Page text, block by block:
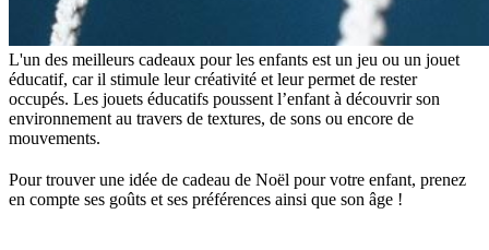
L'un des meilleurs cadeaux pour les enfants est un jeu ou un jouet
éducatif, car il stimule leur créativité et leur permet de rester
occupés. Les jouets éducatifs poussent l’enfant à découvrir son
environnement au travers de textures, de sons ou encore de
mouvements.
Pour trouver une idée de cadeau de Noël pour votre enfant, prenez
en compte ses goûts et ses préférences ainsi que son âge !